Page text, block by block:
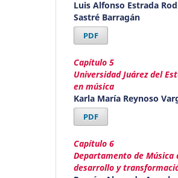
Luis Alfonso Estrada
Sastré Barragán
PDF
Capítulo 5
Universidad Juárez del
en música
Karla María Reynoso
PDF
Capítulo 6
Departamento de Música
desarrollo y